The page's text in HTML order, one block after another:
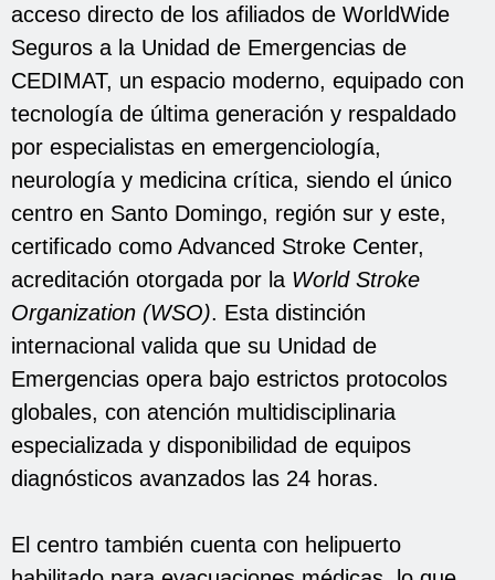
acceso directo de los afiliados de WorldWide
Seguros a la Unidad de Emergencias de
CEDIMAT, un espacio moderno, equipado con
tecnología de última generación y respaldado
por especialistas en emergenciología,
neurología y medicina crítica, siendo el único
centro en Santo Domingo, región sur y este,
certificado como Advanced Stroke Center,
acreditación otorgada por la World Stroke
Organization (WSO). Esta distinción
internacional valida que su Unidad de
Emergencias opera bajo estrictos protocolos
globales, con atención multidisciplinaria
especializada y disponibilidad de equipos
diagnósticos avanzados las 24 horas.
El centro también cuenta con helipuerto